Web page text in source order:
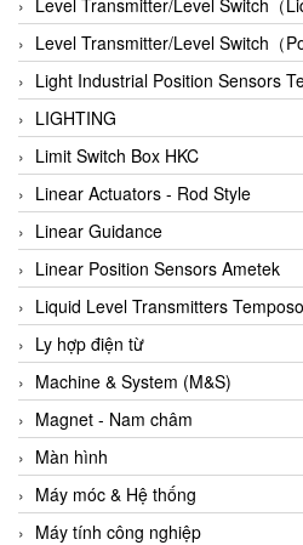
Autec
Auto Flow
Automatic valve
Aventics
Avproglobal
Axiomtek
AZBIL
B&C Electronics
B&R
Babcok wilcox
Baelz Automatic Vietnam
Bahr Modultechnik Vietnam
Balluff
BamBo Vietnam
Level Transmitter/Level Switch（
Light Industrial Position Sensors
LIGHTING
Limit Switch Box HKC
Linear Actuators - Rod Style
Linear Guidance
Linear Position Sensors Ametek
Liquid Level Transmitters
Ly hợp điện từ
Machine & System (M&S)
Magnet - Nam châm
Màn hình
Máy móc & Hệ thống
Máy tính công nghiệp